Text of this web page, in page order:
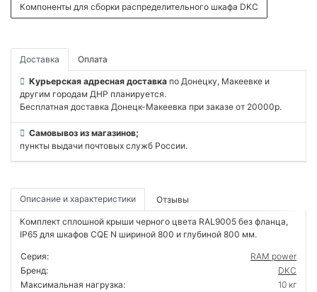
Компоненты для сборки распределительного шкафа DKC
Доставка Оплата
Курьерская адресная доставка по Донецку, Макеевке и
другим городам ДНР планируется.
Бесплатная доставка Донецк-Макеевка при заказе от 20000р.
Самовывоз из магазинов;
пункты выдачи почтовых служб России.
Описание и характеристики Отзывы
Комплект сплошной крыши черного цвета RAL9005 без фланца,
IP65 для шкафов CQE N шириной 800 и глубиной 800 мм.
Серия:
RAM power
Бренд:
DKC
Максимальная нагрузка:
10 кг